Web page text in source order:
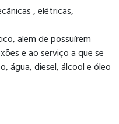
, elétricas,
alem de possuírem
e ao serviço a que se
água, diesel, álcool e óleo